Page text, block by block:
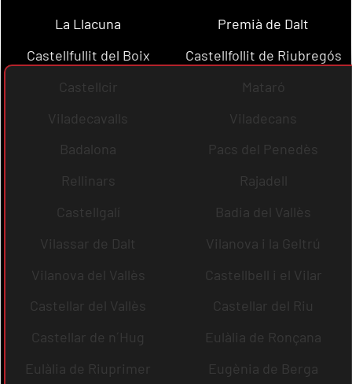
La Llacuna
Premià de Dalt
Castellfullit del Boix
Castellfollit de Riubregós
Castellcir
Mataró
Viladecavalls
Viladecans
Badalona
Pacs del Penedès
Rellinars
Rajadell
Castellgalí
Badia del Vallès
Vilassar de Dalt
Vilanova i la Geltrú
Vilanova del Vallès
Castellbell i el Vilar
Castellar del Vallès
Castellar del Riu
Castellar de n´Hug
Eulàlia de Ronçana
Eulàlia de Riuprimer
Eugènia de Berga